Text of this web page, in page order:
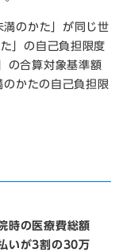
のかた」が同じ世
」の自己負担限度
の合算対象基準額
かたの自己負担限
時の医療費総額
いが3割の30万